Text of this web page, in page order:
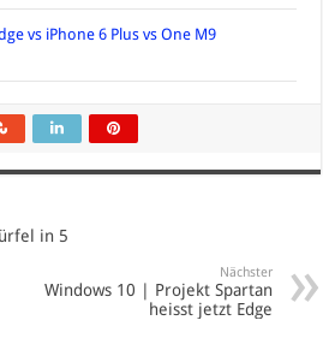
vs iPhone 6 Plus vs One M9
in 5
Nächster
Windows 10 | Projekt Spartan
heisst jetzt Edge